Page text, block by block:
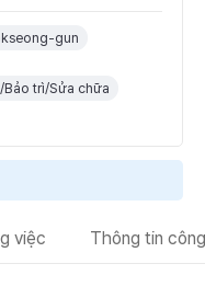
gun
trì/Sửa chữa
việc Thông tin